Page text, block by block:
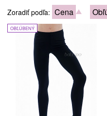
Zoradiť podľa: Cena
OBĽÚBENÝ